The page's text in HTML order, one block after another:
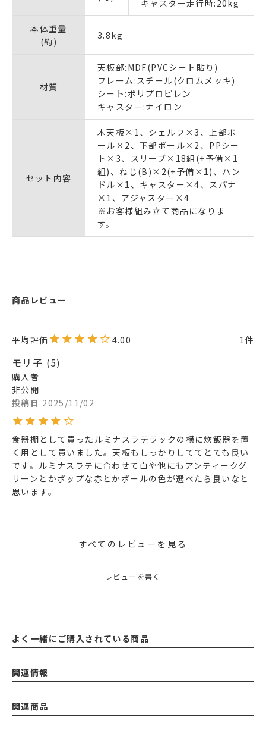
キャスター走行時:20kg
本体重量
(約)
3.8kg
材質
天板部:MDF(PVCシート貼り)
フレーム:スチール(クロムメッキ)
シート:ポリプロピレン
キャスター:ナイロン
セット内容
木天板×1、シェルフ×3、上部ポ
ール×2、下部ポール×2、PPシー
ト×3、スリーブ×18組(+予備×1
組)、ねじ(B)×2(+予備×1)、ハン
ドル×1、キャスター×4、スパナ
×1、アジャスター×4
※お客様組み立て商品になりま
す。
商品レビュー
4.00 1
モリ子 5
購入者
非公開
投稿日 2025/11/02
食器棚として買ったルミナスラテラックの横に炊飯器を置
く用として買いました。天板もしっかりしててとても良い
です。ルミナスラテに合わせて白や他にもアンティークグ
リーンとかポップな赤とかポールの色が選べたら良いなと
思います。
すべてのレビューを見る
レビューを書く
よく一緒にご購入されている商品
関連情報
関連商品